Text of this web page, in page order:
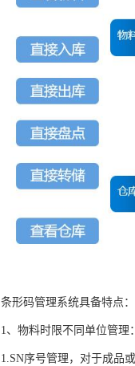
条形码管理系统具备特点：
1、物料时限不同单位管理
1.SN序号管理，对于成品